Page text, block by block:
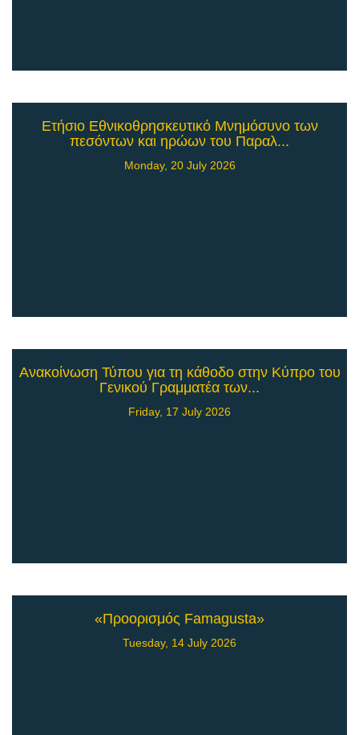
Ετήσιο Εθνικοθρησκευτικό Μνημόσυνο των
πεσόντων και ηρώων του Παραλ...
Monday, 20 July 2026
Ανακοίνωση Τύπου για τη κάθοδο στην Κύπρο του
Γενικού Γραμματέα των...
Friday, 17 July 2026
«Προορισμός Famagusta»
Tuesday, 14 July 2026